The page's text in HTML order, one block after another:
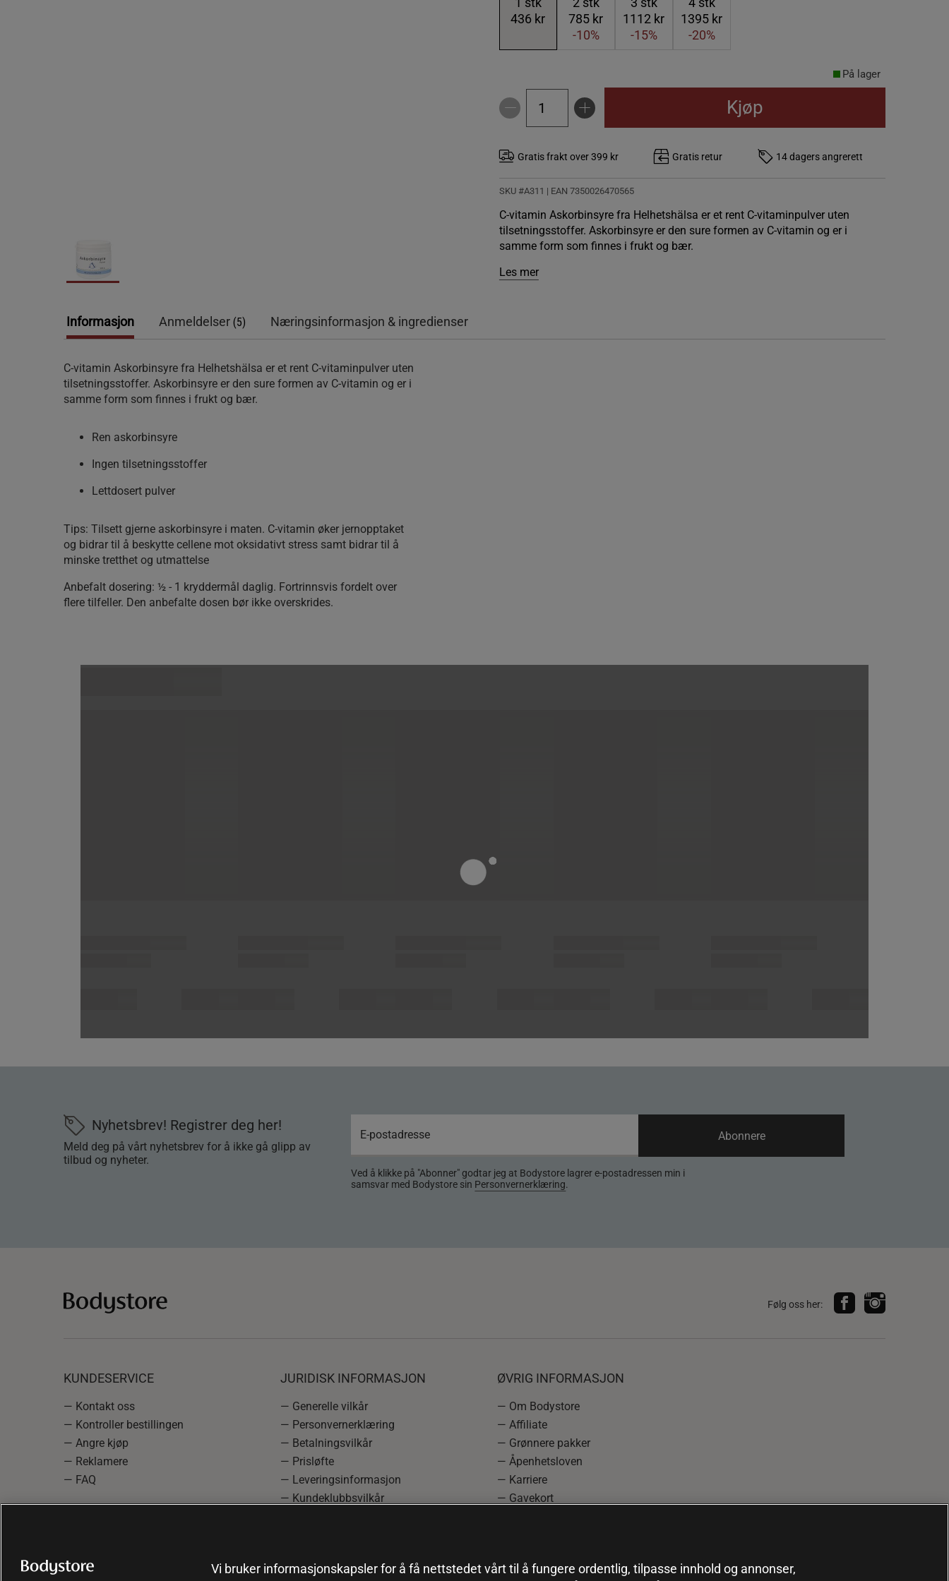
436 kr
785 kr
-10%
1112 kr
-15%
1395 kr
-20%
På lager
Kjøp
Gratis frakt over 399 kr Gratis retur 14 dagers angrerett
SKU #A311 | EAN 7350026470565
C-vitamin Askorbinsyre fra Helhetshälsa er et rent C-vitaminpulver uten
tilsetningsstoffer. Askorbinsyre er den sure formen av C-vitamin og er i
samme form som finnes i frukt og bær.
Les mer
Informasjon Anmeldelser (5) Næringsinformasjon & ingredienser
C-vitamin Askorbinsyre fra Helhetshälsa er et rent C-vitaminpulver uten
tilsetningsstoffer. Askorbinsyre er den sure formen av C-vitamin og er i
samme form som finnes i frukt og bær.
Ren askorbinsyre
Ingen tilsetningsstoffer
Lettdosert pulver
Tips: Tilsett gjerne askorbinsyre i maten. C-vitamin øker jernopptaket
og bidrar til å beskytte cellene mot oksidativt stress samt bidrar til å
minske tretthet og utmattelse
Anbefalt dosering: ½ - 1 kryddermål daglig. Fortrinnsvis fordelt over
flere tilfeller. Den anbefalte dosen bør ikke overskrides.
Nyhetsbrev! Registrer deg her!
Meld deg på vårt nyhetsbrev for å ikke gå glipp av
tilbud og nyheter.
Ved å klikke på "Abonner" godtar jeg at Bodystore lagrer e-postadressen min i
samsvar med Bodystore sin Personvernerklæring.
Abonnere
Følg oss her:
KUNDESERVICE
— Kontakt oss
— Kontroller bestillingen
— Angre kjøp
— Reklamere
— FAQ
JURIDISK INFORMASJON
— Generelle vilkår
— Personvernerklæring
— Betalningsvilkår
— Prisløfte
— Leveringsinformasjon
— Kundeklubbsvilkår
ØVRIG INFORMASJON
— Om Bodystore
— Affiliate
— Grønnere pakker
— Åpenhetsloven
— Karriere
— Gavekort
Vi bruker informasjonskapsler for å få nettstedet vårt til å fungere ordentlig, tilpasse innhold og annonser,